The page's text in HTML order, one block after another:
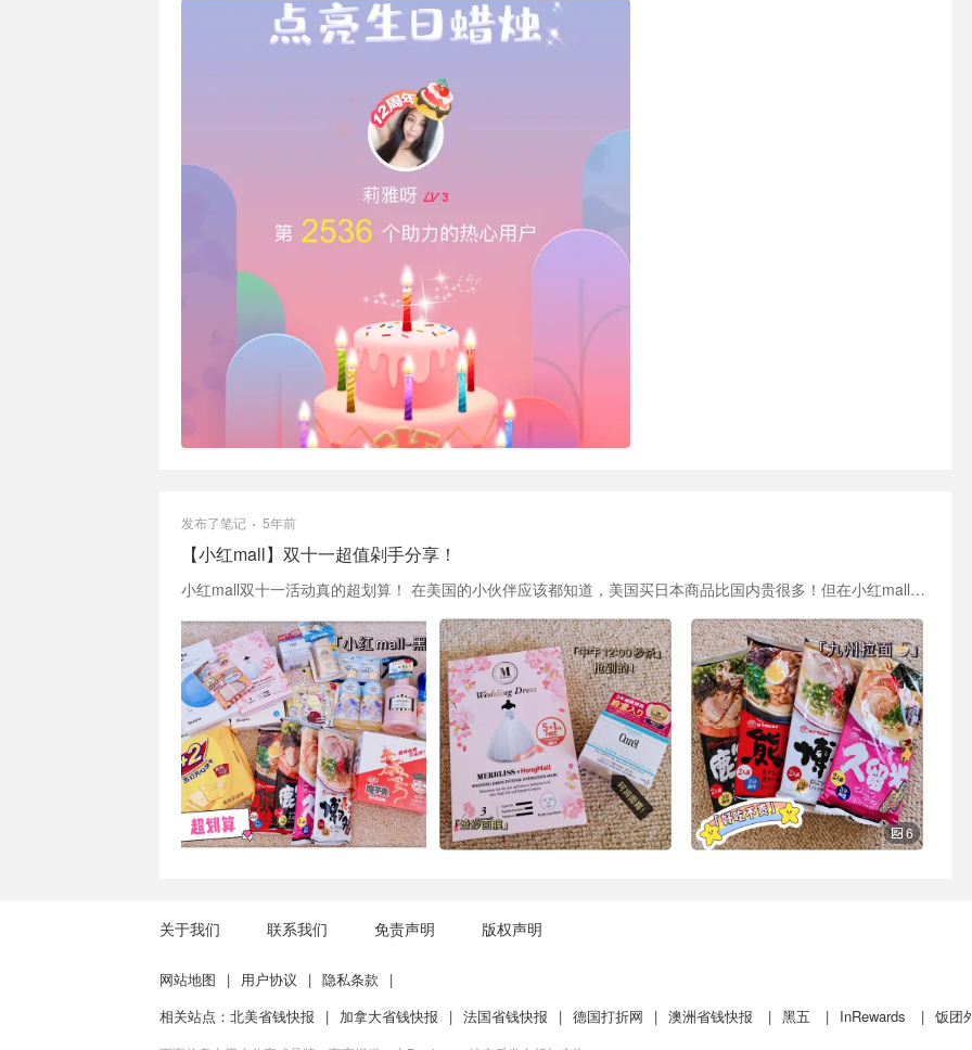
发布了笔记 5年前
【小红mall】双十一超值剁手分享！
小红mall双十一活动真的超划算！ 在美国的小伙伴应该都知道，美国买日本商品比国内贵很多！但在小红mall买了这么多日韩系商品才一百多，比其他平台都要更实惠！ ‼️值得一提的是每天中午12:00的秒杀，图二就是我秒杀来的，$0.99的婚纱面膜和$4.99的珂润面霜！四舍五入等于不要钱呀‼️💥💥 ❤️九州网红拉面超划算，应该是全美境内最便宜的了，超级不好买，不过红mall补货很快，只要$2.99‼️🤩🤩 ❤️图4 Lavons x Peach John联名款除臭香氛喷雾，味道超级好闻，性感又可爱！🥰🥰 ❤️图5，6最划算的药丸面膜和小林清洗剂！也是超值价格！药丸面膜每盒只要$5.99，小林只要$3.99‼️🤩🤩 ❤️还买了安耐晒，日本沐浴露，资生堂六角眉笔…价格都比平时划算！还有国内的零食 价格比华人超市更优惠哦！ ‼️以上价格只是正常价，会员还有最多20%off，双十一当天还直接减$11.11刀，而且到货双倍返积分，积分直接当钱花！不要太划算，最近已经离不开小红mall了，天天都要去剁手！🤩🤩
6
关于我们 联系我们 免责声明 版权声明
网站地图 | 用户协议 | 隐私条款
|
相关站点： 北美省钱快报 | 加拿大省钱快报 | 法国省钱快报 | 德国打折网 | 澳洲省钱快报 | 黑五 | InRewards | 饭团